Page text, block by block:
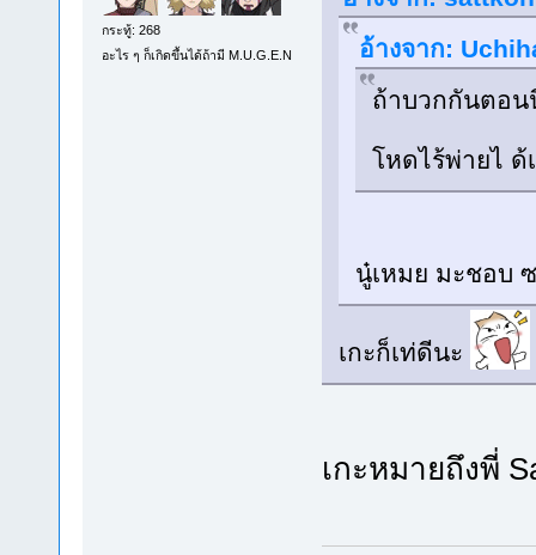
กระทู้: 268
อะไร ๆ ก็เกิดขึ้นได้ถ้ามี M.U.G.E.N
อ้างจาก:
ถ้าบวกกันตอน
โหดไร้พ่ายไ ด้
นู๋เหมย มะชอบ
เกะก็เท่ดีนะ
เกะหมายถึงพี่